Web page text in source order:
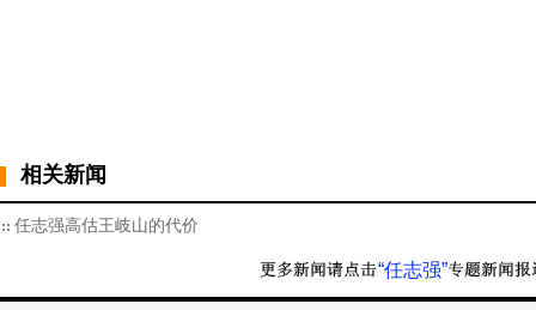
相关新闻
任志强高估王岐山的代价
“任志强”